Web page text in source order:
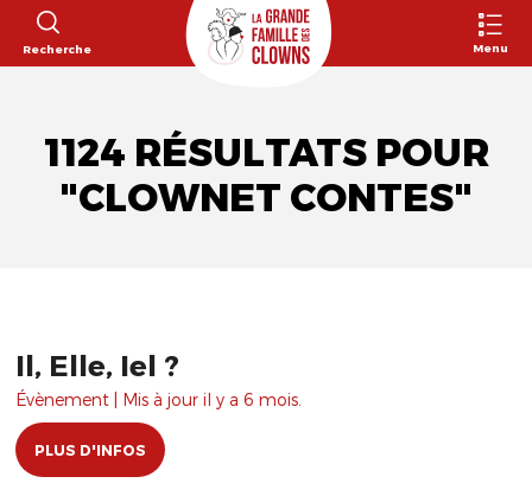
Recherche Menu
1124 RÉSULTATS POUR
"CLOWNET CONTES"
Il, Elle, Iel ?
Évènement | Mis à jour il y a 6 mois.
PLUS D'INFOS